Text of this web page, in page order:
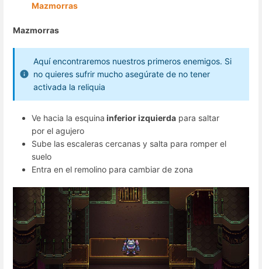
Mazmorras
Mazmorras
Aquí encontraremos nuestros primeros enemigos. Si
no quieres sufrir mucho asegúrate de no tener
activada la reliquia
Ve hacia la esquina inferior izquierda para saltar
por el agujero
Sube las escaleras cercanas y salta para romper el
suelo
Entra en el remolino para cambiar de zona